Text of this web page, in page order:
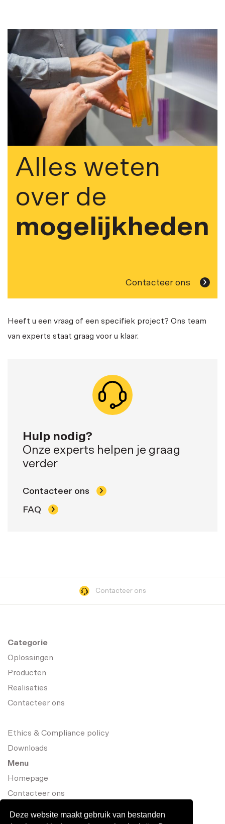
Deze website maakt gebruik van bestanden
Alles weten
over de
mogelijkheden
Contacteer ons
Heeft u een vraag of een specifiek project? Ons team
van experts staat graag voor u klaar.
Hulp nodig?
Onze experts helpen je graag
verder
Contacteer ons
FAQ
Contacteer ons
Categorie
Oplossingen
Producten
Realisaties
Contacteer ons
Ethics & Compliance policy
Downloads
Menu
Homepage
Contacteer ons